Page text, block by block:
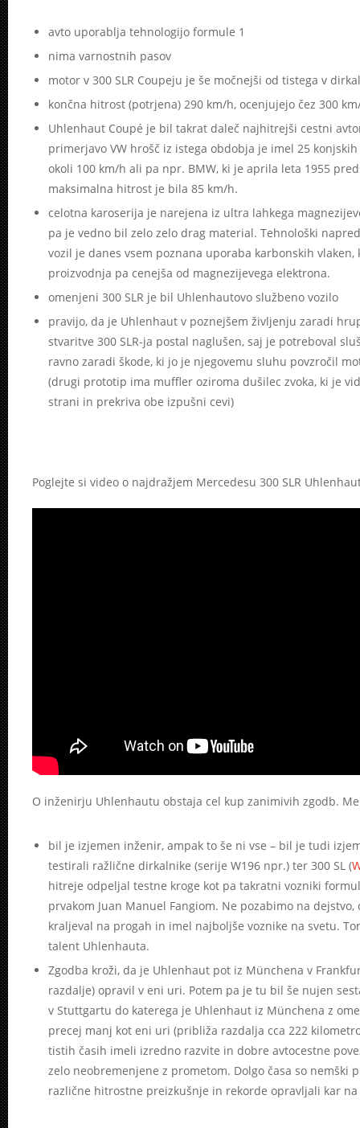
avto uporablja tehnologijo formule 1
nima varnostnih pasov
motor v 300 SLR Coupeju je še močnejši od tistega v
končna hitrost (potrjena) 290 km/h, ocenjujejo čez 300
Uhlenhaut Coupé je bil takrat daleč najhitrejši cestni
primerjavo VW hrošč iz istega obdobja je imel 25
okoli 100 km/h ali pa npr. BMW, ki je aprila leta 1955
maksimalna hitrost je bila 85 km/h.
celotna karoserija je narejena iz ultra lahkega
pa je vedno bil zelo zelo drag material. Tehnološki
vozil je danes vsem poznana uporaba karbonskih vlaken,
proizvodnja pa cenejša od magnezijevega elektrona.
omenjeni 300 SLR je bil Uhlenhautovo službeno vozilo
pravijo, da je Uhlenhaut v poznejšem življenju zaradi
stvaritve 300 SLR-ja postal naglušen, saj je potreboval
ravno zaradi škode, ki jo je njegovemu sluhu povzročil
(drugi prototip ima muffler oziroma dušilec zvoka, ki je
strani in prekriva obe izpušni cevi)
Poglejte si video o najdražjem Mercedesu 300 SLR
O inženirju Uhlenhautu obstaja cel kup zanimivih zgodb.
bil je izjemen inženir, ampak to še ni vse – bil je tudi
testirali ražlične dirkalnike (serije W196 npr.) ter 300 SL (
hitreje odpeljal testne kroge kot pa takratni vozniki
prvakom Juan Manuel Fangiom. Ne pozabimo na
kraljeval na progah in imel najboljše voznike na svetu.
talent Uhlenhauta.
Zgodba kroži, da je Uhlenhaut pot iz Münchena v
razdalje) opravil v eni uri. Potem pa je tu bil še nujen
v Stuttgartu do katerega je Uhlenhaut iz Münchena z
precej manj kot eni uri (približa razdalja cca 222
tistih časih imeli izredno razvite in dobre avtocestne
zelo neobremenjene z prometom. Dolgo časa so nemški
različne hitrostne preizkušnje in rekorde opravljali kar na